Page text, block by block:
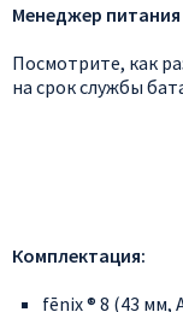
Менеджер питания
Посмотрите, как
на срок службы
Комплектация:
fēnix ® 8 (43 мм,